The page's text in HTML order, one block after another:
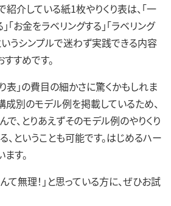
介している紙1枚やりくり表は、「一
「お金をラベリングする」「ラベリング
いうシンプルで迷わず実践できる内容
すめです。
表」の費目の細かさに驚くかもしれま
別のモデル例を掲載しているため、
、とりあえずそのモデル例のやりくり
ということも可能です。はじめるハー
す。
て無理！」と思っている方に、ぜひお試